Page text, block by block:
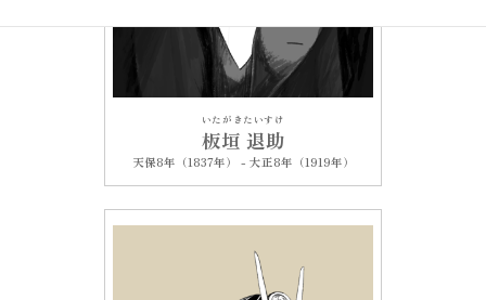
板垣 退助
いたがきたいすけ
天保8年（1837年） - 大正8年（1919年）